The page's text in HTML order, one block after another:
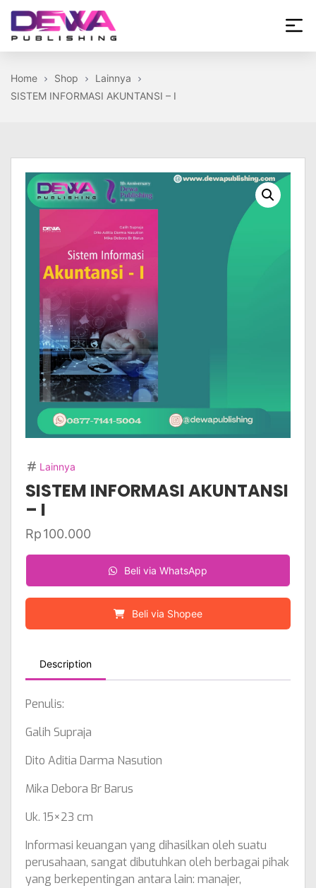
Skip
theDewa
Home
Shop
Lainnya
SISTEM INFORMASI AKUNTANSI – I
Lainnya
SISTEM INFORMASI AKUNTANSI
– I
Rp100.000
Beli via WhatsApp
Beli via Shopee
Description
Penulis:
Galih Supraja
Dito Aditia Darma Nasution
Mika Debora Br Barus
Uk. 15×23 cm
Informasi keuangan yang dihasilkan oleh suatu
perusahaan, sangat dibutuhkan oleh berbagai pihak
yang berkepentingan antara lain: manajer,